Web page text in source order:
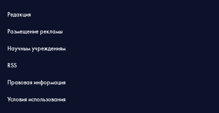
Редакция
Размещение рекламы
Научным учреждениям
RSS
Правовая информация
Условия использования